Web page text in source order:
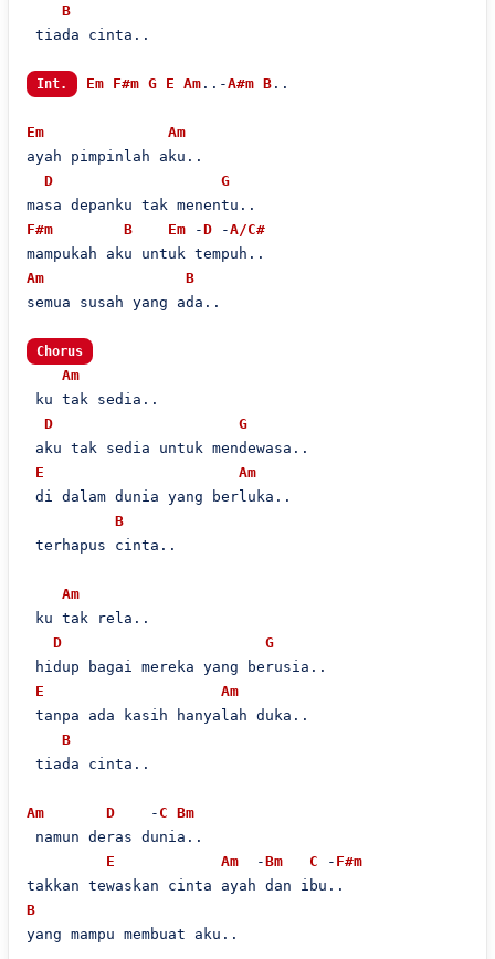
B
tiada cinta..
Int. Em F#m G E Am..-A#m B..
Em
Am
ayah pimpinlah aku..
D
G
F#m
B Em -D -A/C#
Am
B
semua susah yang ada..
Chorus
Am
ku tak sedia..
D
G
aku tak sedia untuk mendewasa..
E
Am
di dalam dunia yang berluka..
B
terhapus cinta..
Am
ku tak rela..
D
G
hidup bagai mereka yang berusia..
E
Am
tanpa ada kasih hanyalah duka..
B
tiada cinta..
Am D
    -
C Bm
namun deras dunia..
E
Am
  -
Bm C - F#m
B
yang mampu membuat aku..